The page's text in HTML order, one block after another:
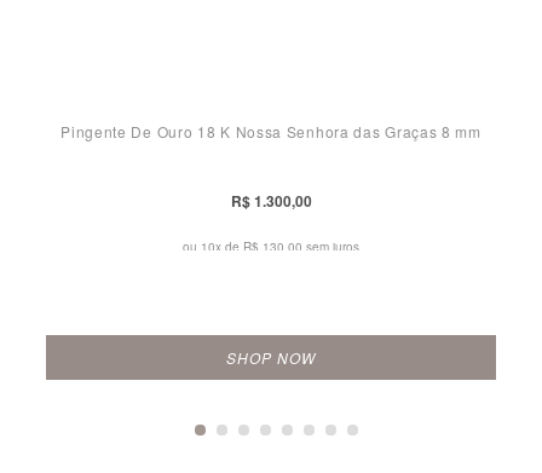
Pingente De Ouro 18 K Nossa Senhora das Graças 8 mm
R$ 1.300,00
ou 10x de R$ 130,00 sem juros
SHOP NOW